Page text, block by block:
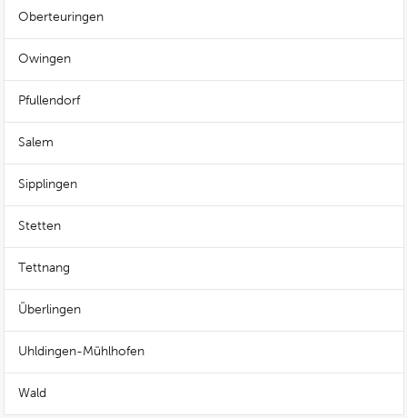
Oberteuringen
Owingen
Pfullendorf
Salem
Sipplingen
Stetten
Tettnang
Überlingen
Uhldingen-Mühlhofen
Wald